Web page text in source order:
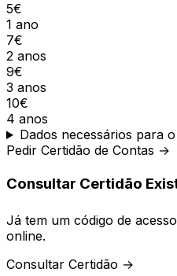
5€
1 ano
7€
2 anos
9€
3 anos
10€
4 anos
Dados necessários para
Pedir Certidão de Contas →
Consultar Certidão
Já tem um código de
online.
Consultar Certidão →